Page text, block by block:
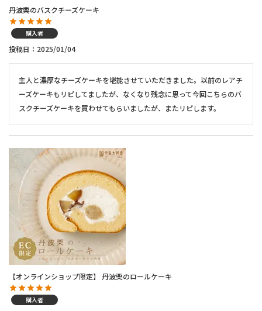
丹波栗のバスクチーズケーキ
購入者
投稿日 2025/01/04
主人と濃厚なチーズケーキを堪能させていただきました。以前のレアチ
ーズケーキもリピしてましたが、なくなり残念に思って今回こちらのバ
スクチーズケーキを買わせてもらいましたが、またリピします。
【オンラインショップ限定】 丹波栗のロールケーキ
購入者